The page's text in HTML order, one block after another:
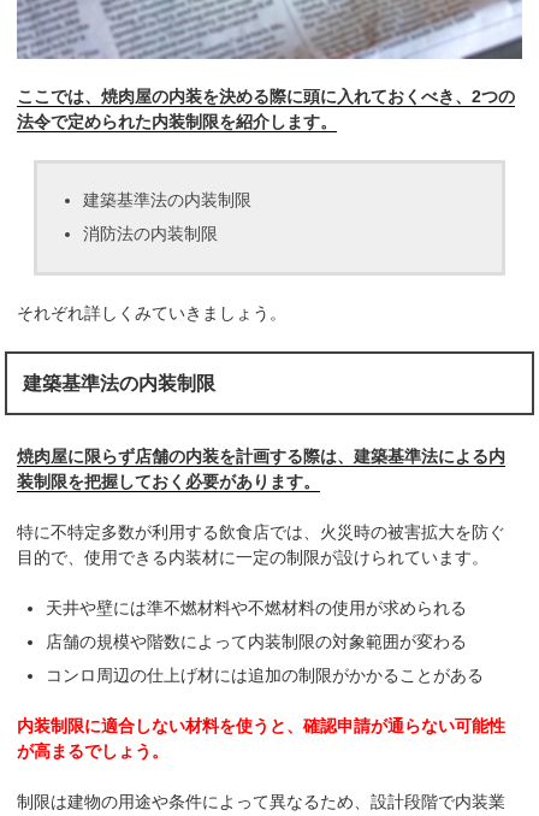
ここでは、焼肉屋の内装を決める際に頭に入れておくべき、2つの
法令で定められた内装制限を紹介します。
建築基準法の内装制限
消防法の内装制限
それぞれ詳しくみていきましょう。
建築基準法の内装制限
焼肉屋に限らず店舗の内装を計画する際は、建築基準法による内
装制限を把握しておく必要があります。
特に不特定多数が利用する飲食店では、火災時の被害拡大を防ぐ
目的で、使用できる内装材に一定の制限が設けられています。
天井や壁には準不燃材料や不燃材料の使用が求められる
店舗の規模や階数によって内装制限の対象範囲が変わる
コンロ周辺の仕上げ材には追加の制限がかかることがある
内装制限に適合しない材料を使うと、確認申請が通らない可能性
が高まるでしょう。
制限は建物の用途や条件によって異なるため、設計段階で内装業